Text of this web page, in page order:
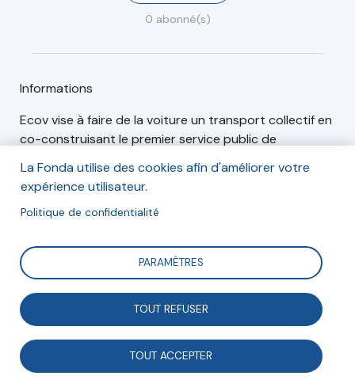
0 abonné(s)
Informations
Ecov vise à faire de la voiture un transport collectif en
co-construisant le premier service public de
de l’économie sociale et solidaire mets à disposition
des collectivités et des entreprises des solutions clés
en main de stations de covoiturage connectées.
d’Utilité Sociale et reconnue Jeune Entreprise
Innovante.
Articles (1) Événements (0)
La Fonda utilise des cookies afin d'améliorer votre
expérience utilisateur.
Politique de confidentialité
PARAMÈTRES
TOUT REFUSER
TOUT ACCEPTER